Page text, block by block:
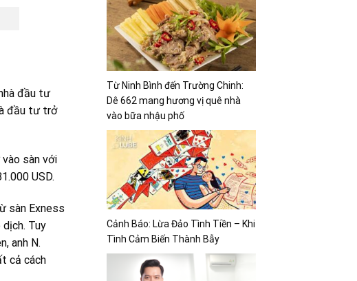
đầu tư
đầu tư trở
sàn với
USD.
sàn Exness
Tuy
anh N.
cả cách
Từ Ninh Bình đến Trường Chinh:
Dê 662 mang hương vị quê nhà
vào bữa nhậu phố
Cảnh Báo: Lừa Đảo Tình Tiền – Khi
Tình Cảm Biến Thành Bẫy